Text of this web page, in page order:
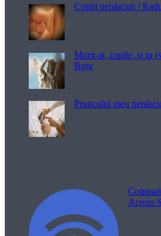
Copiii nenăscuți /
Murit-ai, copile, și tu
Buțu
Pruncului meu
Across